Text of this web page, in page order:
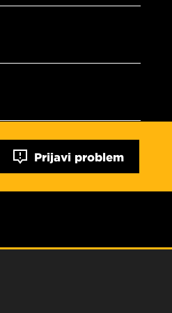
Prijavi problem